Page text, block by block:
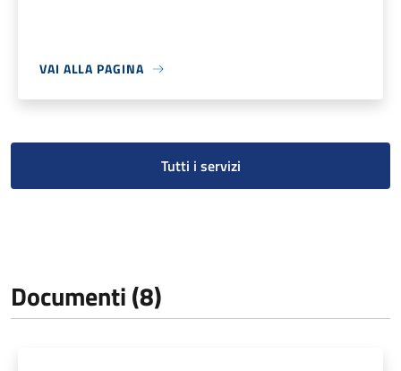
VAI ALLA PAGINA
Tutti i servizi
Documenti (8)